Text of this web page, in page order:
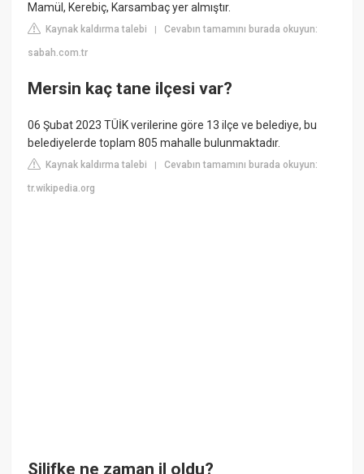
Mamül, Kerebiç, Karsambaç yer almıştır.
Kaynak kaldırma talebi |Cevabın tamamını burada okuyun:
sabah.com.tr
Mersin kaç tane ilçesi var?
06 Şubat 2023 TÜİK verilerine göre 13 ilçe ve belediye, bu
belediyelerde toplam 805 mahalle bulunmaktadır.
Kaynak kaldırma talebi |Cevabın tamamını burada okuyun:
tr.wikipedia.org
Silifke ne zaman il oldu?